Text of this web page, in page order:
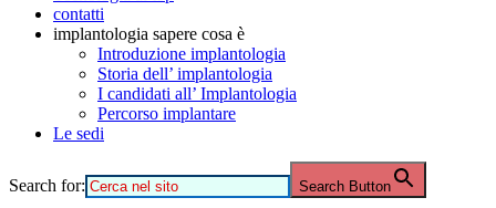
contatti
implantologia sapere cosa è
Introduzione implantologia
Storia dell’ implantologia
I candidati all’ Implantologia
Percorso implantare
Le sedi
Search for: Search Button